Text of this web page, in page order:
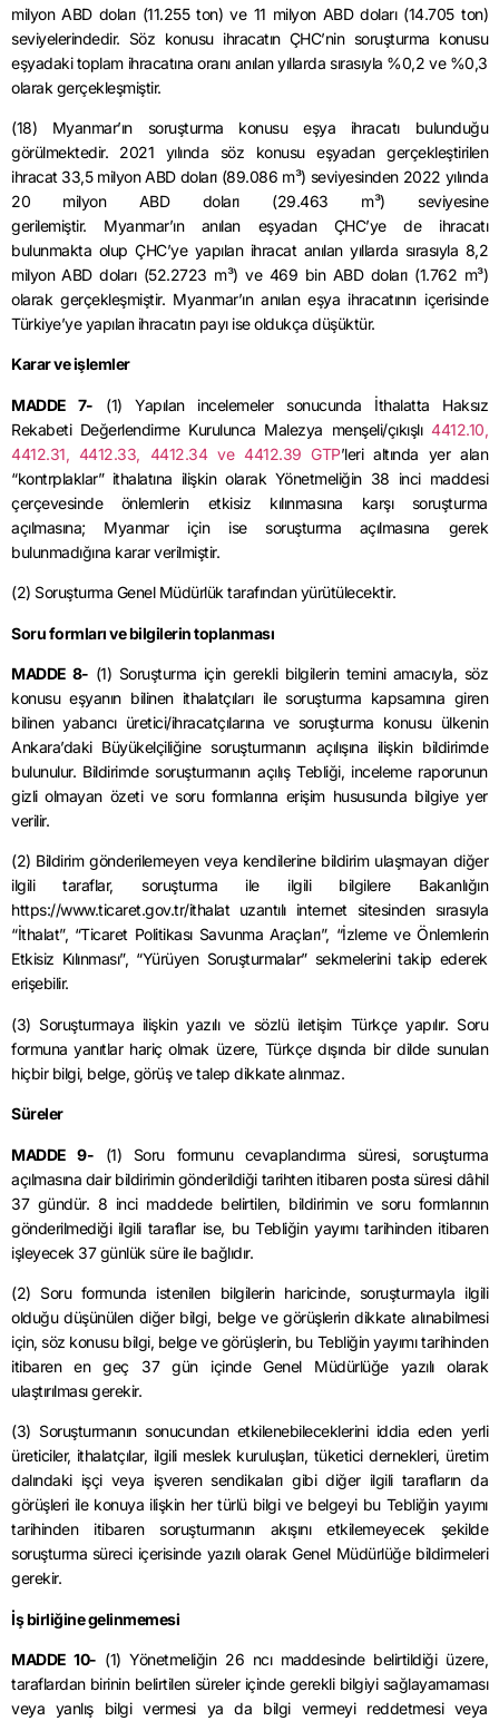
milyon ABD doları (11.255 ton) ve 11 milyon ABD doları (14.705 ton)
seviyelerindedir. Söz konusu ihracatın ÇHC’ninsoruşturma konusu
eşyadaki toplam ihracatına oranı anılan yıllarda sırasıyla %0,2 ve %0,3
olarak gerçekleşmiştir.
(18) Myanmar’ınsoruşturma konusu eşya ihracatı bulunduğu
görülmektedir. 2021 yılında söz konusu eşyadan gerçekleştirilen
ihracat 33,5 milyon ABD doları (89.086 m³) seviyesinden 2022 yılında
20 milyon ABD doları (29.463 m³) seviyesine
gerilemiştir. Myanmar’ınanılan eşyadan ÇHC’yede ihracatı
bulunmakta olup ÇHC’yeyapılan ihracat anılan yıllarda sırasıyla 8,2
milyon ABD doları (52.2723 m³) ve 469 bin ABD doları (1.762 m³)
olarak gerçekleşmiştir. Myanmar’ınanılan eşya ihracatının içerisinde
Türkiye’ye yapılan ihracatın payı ise oldukça düşüktür.
Karar ve işlemler
MADDE 7- (1) Yapılan incelemeler sonucunda İthalatta Haksız
Rekabeti Değerlendirme Kurulunca Malezya menşeli/çıkışlı 4412.10,
4412.31, 4412.33, 4412.34 ve 4412.39GTP’lerialtında yer alan
“kontrplaklar” ithalatına ilişkin olarak Yönetmeliğin 38 inci maddesi
çerçevesinde önlemlerin etkisiz kılınmasına karşı soruşturma
açılmasına; Myanmariçin ise soruşturma açılmasına gerek
bulunmadığına karar verilmiştir.
(2) Soruşturma Genel Müdürlük tarafından yürütülecektir.
Soru formları ve bilgilerin toplanması
MADDE 8- (1) Soruşturma için gerekli bilgilerin temini amacıyla, söz
konusu eşyanın bilinen ithalatçıları ile soruşturma kapsamına giren
bilinen yabancı üretici/ihracatçılarına ve soruşturma konusu ülkenin
Ankara’daki Büyükelçiliğine soruşturmanın açılışına ilişkin bildirimde
bulunulur. Bildirimde soruşturmanın açılış Tebliği, inceleme raporunun
gizli olmayan özeti ve soru formlarına erişim hususunda bilgiye yer
verilir.
(2) Bildirim gönderilemeyen veya kendilerine bildirim ulaşmayan diğer
ilgili taraflar, soruşturma ile ilgili bilgilere Bakanlığın
https://www.ticaret.gov.tr/ithalat uzantılı internet sitesinden sırasıyla
“İthalat”, “Ticaret Politikası Savunma Araçları”, “İzleme ve Önlemlerin
Etkisiz Kılınması”, “Yürüyen Soruşturmalar” sekmelerini takip ederek
erişebilir.
(3) Soruşturmaya ilişkin yazılı ve sözlü iletişim Türkçe yapılır. Soru
formuna yanıtlar hariç olmak üzere, Türkçe dışında bir dilde sunulan
hiçbir bilgi, belge, görüş ve talep dikkate alınmaz.
Süreler
MADDE 9- (1) Soru formunu cevaplandırma süresi, soruşturma
açılmasına dair bildirimin gönderildiği tarihten itibaren posta süresi dâhil
37 gündür. 8 inci maddede belirtilen, bildirimin ve soru formlarının
gönderilmediği ilgili taraflar ise, bu Tebliğin yayımı tarihinden itibaren
işleyecek 37 günlük süre ile bağlıdır.
(2) Soru formunda istenilen bilgilerin haricinde, soruşturmayla ilgili
olduğu düşünülen diğer bilgi, belge ve görüşlerin dikkate alınabilmesi
için, söz konusu bilgi, belge ve görüşlerin, bu Tebliğin yayımı tarihinden
itibaren en geç 37 gün içinde Genel Müdürlüğe yazılı olarak
ulaştırılması gerekir.
(3) Soruşturmanın sonucundan etkilenebileceklerini iddia eden yerli
üreticiler, ithalatçılar, ilgili meslek kuruluşları, tüketici dernekleri, üretim
dalındaki işçi veya işveren sendikaları gibi diğer ilgili tarafların da
görüşleri ile konuya ilişkin her türlü bilgi ve belgeyi bu Tebliğin yayımı
tarihinden itibaren soruşturmanın akışını etkilemeyecek şekilde
soruşturma süreci içerisinde yazılı olarak Genel Müdürlüğe bildirmeleri
gerekir.
İş birliğine gelinmemesi
MADDE 10- (1) Yönetmeliğin 26 ncımaddesinde belirtildiği üzere,
taraflardan birinin belirtilen süreler içinde gerekli bilgiyi sağlayamaması
veya yanlış bilgi vermesi ya da bilgi vermeyi reddetmesi veya